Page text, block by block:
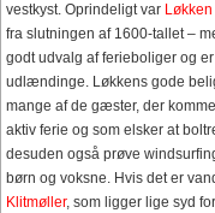
vestkyst. Oprindeligt var Løkken
fra slutningen af 1600-tallet –
godt udvalg af ferieboliger og
udlændinge. Løkkens gode
mange af de gæster, der
aktiv ferie og som elsker at
desuden også prøve
børn og voksne. Hvis det er
Klitmøller, som ligger lige syd